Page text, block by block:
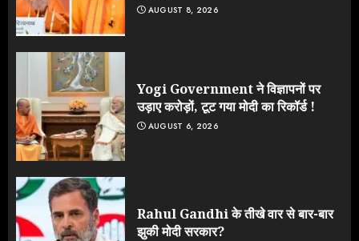
AUGUST 8, 2026
Yogi Government ने विज्ञापनों पर
उड़ाए करोड़ों, टूट गया मोदी का रिकॉर्ड !
AUGUST 6, 2026
Rahul Gandhi के तीखे वार से बार-बार
झुकी मोदी सरकार?